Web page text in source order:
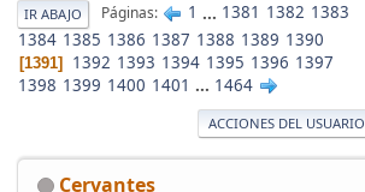
IR ABAJO Páginas 1 ... 1381 1382 1383
1384 1385 1386 1387 1388 1389 1390
1391 1392 1393 1394 1395 1396 1397
1398 1399 1400 1401 ... 1464
ACCIONES DEL USUARIO
Cervantes